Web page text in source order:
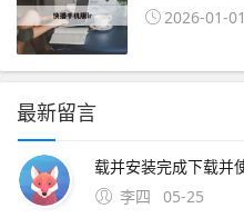
2026-01-01
最新留言
李四
05-25